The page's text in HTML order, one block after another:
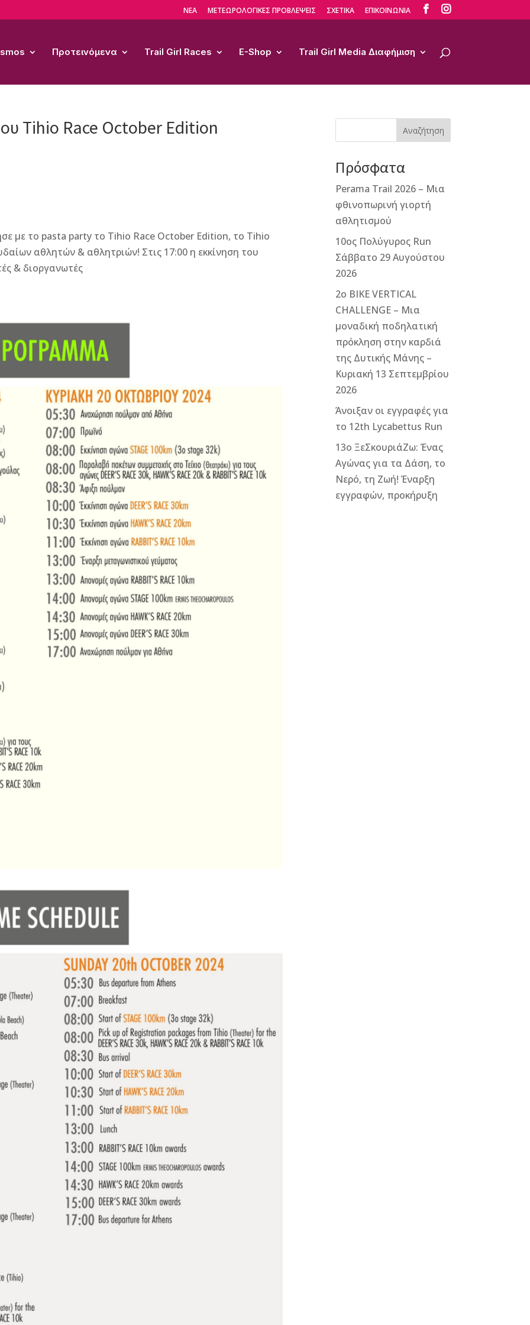
ΝΕΑ ΜΕΤΕΩΡΟΛΟΓΙΚΕΣ ΠΡΟΒΛΕΨΕΙΣ ΣΧΕΤΙΚΑ ΕΠΙΚΟΙΝΩΝΙΑ  
Προτεινόμενα Trail Girl Races E-Shop Trail Girl Media Διαφήμιση
Tihio Race October Edition
με το pasta party το Tihio Race October Edition, το Tihio
αθλητών & αθλητριών! Στις 17:00 η εκκίνηση του
& διοργανωτές
Αναζήτηση
Πρόσφατα
Perama Trail 2026 – Μια
φθινοπωρινή γιορτή
αθλητισμού
10ος Πολύγυρος Run
Σάββατο 29 Αυγούστου
2026
2ο ΒΙΚΕ VERTICAL
CHALLENGE – Μια
μοναδική ποδηλατική
πρόκληση στην καρδιά
της Δυτικής Μάνης –
Κυριακή 13 Σεπτεμβρίου
2026
Άνοιξαν οι εγγραφές για
το 12th Lycabettus Run
13ο ΞεΣκουριάΖω: Ένας
Αγώνας για τα Δάση, το
Νερό, τη Ζωή! Έναρξη
εγγραφών, προκήρυξη